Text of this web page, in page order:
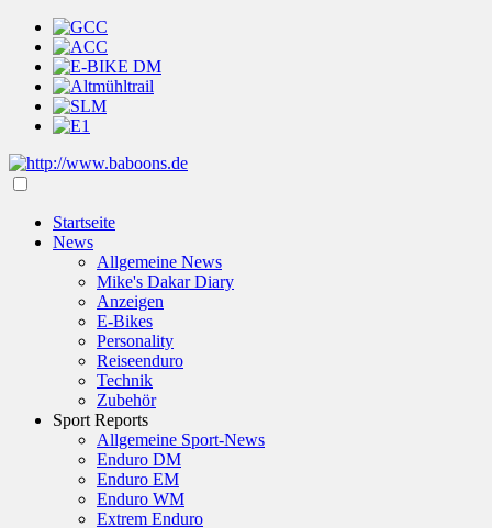
Startseite
News
Allgemeine News
Mike's Dakar Diary
Anzeigen
E-Bikes
Personality
Reiseenduro
Technik
Zubehör
Sport Reports
Allgemeine Sport-News
Enduro DM
Enduro EM
Enduro WM
Extrem Enduro